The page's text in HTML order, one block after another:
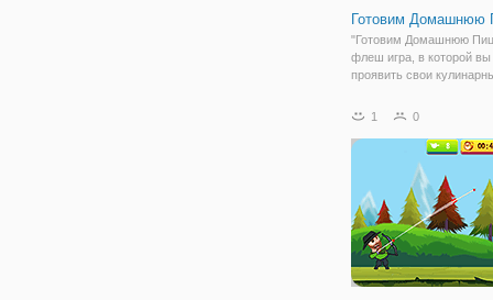
Готовим Домашнюю
"Готовим Домашнюю
флеш игра, в которой
проявить свои
повара, которому нужно
этого у вас есть все
компоненты,
1 0